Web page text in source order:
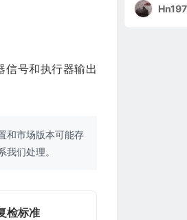
信号和执行器输出
和市场版本可能存
们处理。
检标准